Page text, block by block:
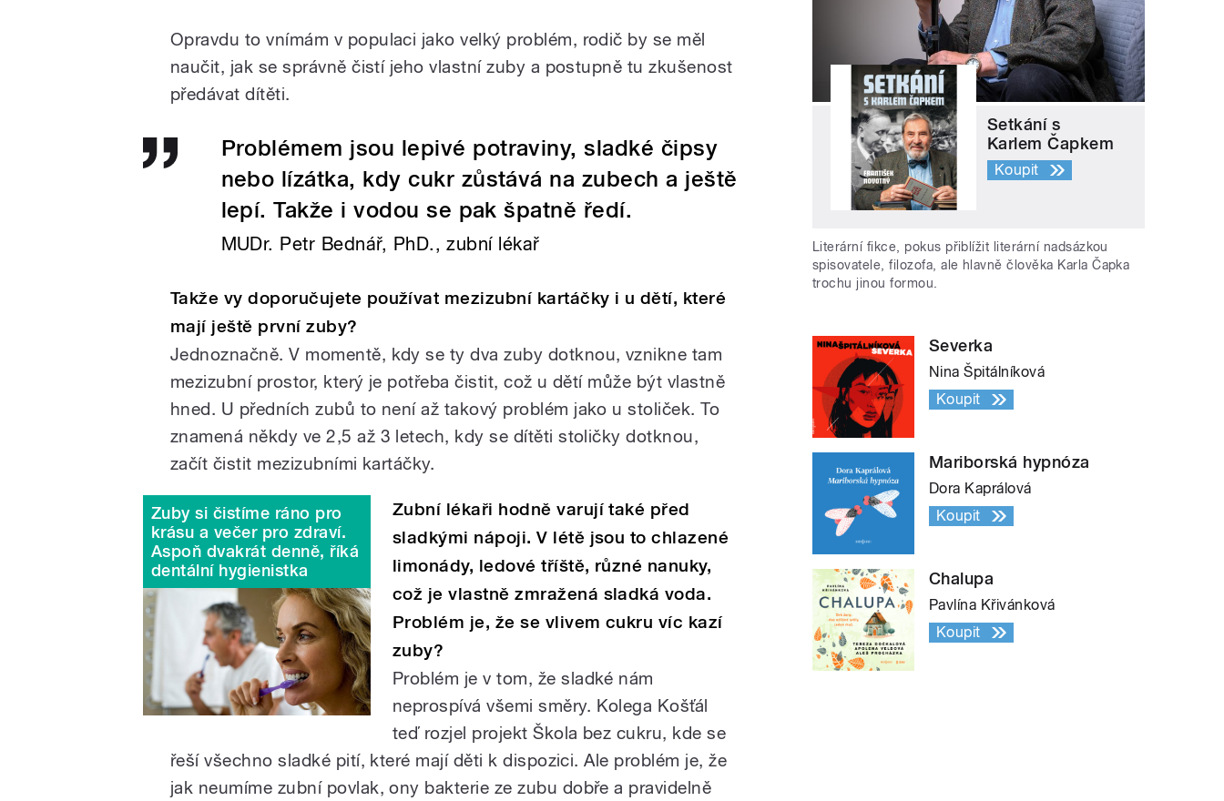
Opravdu to vnímám v populaci jako velký problém, rodič by se měl
naučit, jak se správně čistí jeho vlastní zuby a postupně tu zkušenost
předávat dítěti.
Problémem jsou lepivé potraviny, sladké čipsy
nebo lízátka, kdy cukr zůstává na zubech a ještě
lepí. Takže i vodou se pak špatně ředí.
MUDr. Petr Bednář, PhD., zubní lékař
Takže vy doporučujete používat mezizubní kartáčky i u dětí, které
mají ještě první zuby?
Jednoznačně. V momentě, kdy se ty dva zuby dotknou, vznikne tam
mezizubní prostor, který je potřeba čistit, což u dětí může být vlastně
hned. U předních zubů to není až takový problém jako u stoliček. To
znamená někdy ve 2,5 až 3 letech, kdy se dítěti stoličky dotknou,
začít čistit mezizubními kartáčky.
Zuby si čistíme ráno pro
krásu a večer pro zdraví.
Aspoň dvakrát denně, říká
dentální hygienistka
Zubní lékaři hodně varují také před
sladkými nápoji. V létě jsou to chlazené
limonády, ledové tříště, různé nanuky,
což je vlastně zmražená sladká voda.
Problém je, že se vlivem cukru víc kazí
zuby?
Problém je v tom, že sladké nám
neprospívá všemi směry. Kolega Košťál
teď rozjel projekt Škola bez cukru, kde se
řeší všechno sladké pití, které mají děti k dispozici. Ale problém je, že
jak neumíme zubní povlak, ony bakterie ze zubu dobře a pravidelně
Setkání s
Karlem Čapkem
Koupit
Literární fikce, pokus přiblížit literární nadsázkou
spisovatele, filozofa, ale hlavně člověka Karla Čapka
trochu jinou formou.
Severka
Nina Špitálníková
Koupit
Mariborská hypnóza
Dora Kaprálová
Koupit
Chalupa
Pavlína Křivánková
Koupit